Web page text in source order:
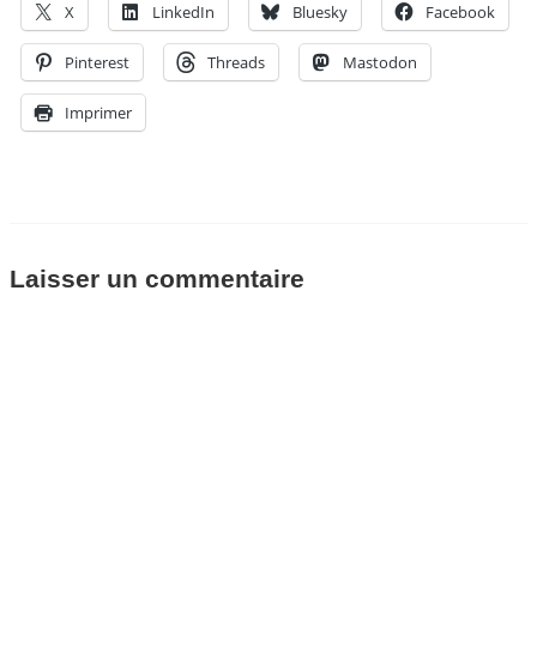
X LinkedIn Bluesky Facebook
Pinterest Threads Mastodon
Imprimer
Laisser un commentaire